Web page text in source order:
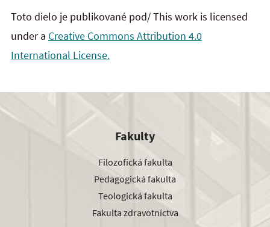
Toto dielo je publikované pod/ This work is licensed
under a Creative Commons Attribution 4.0
International License.
Fakulty
Filozofická fakulta
Pedagogická fakulta
Teologická fakulta
Fakulta zdravotníctva